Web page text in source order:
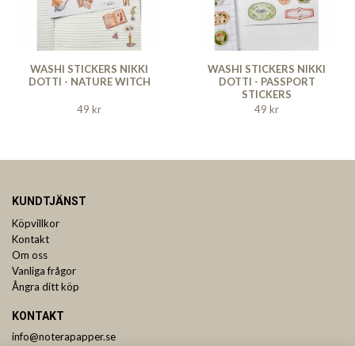
WASHI STICKERS NIKKI
DOTTI - NATURE WITCH
49 kr
WASHI STICKERS NIKKI
DOTTI - PASSPORT
STICKERS
49 kr
KUNDTJÄNST
Köpvillkor
Kontakt
Om oss
Vanliga frågor
Ångra ditt köp
KONTAKT
info@noterapapper.se